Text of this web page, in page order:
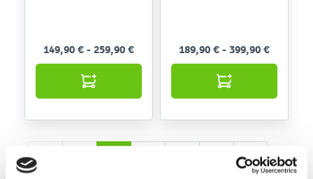
149,90 € - 259,90 € 189,90 € - 399,90 €